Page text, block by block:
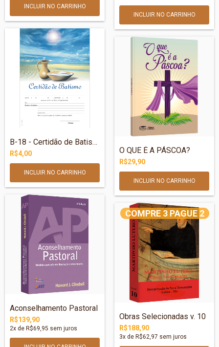
B-18 - Certidão de Batismo –Jarro e prat...
R$4,00 O QUE É A PÁSCOA?
R$29,90
Aconselhamento Pastoral
R$139,90
2x de R$69,95 sem juros
COMPRE 3 PAGUE 2
Obras Selecionadas v. 10
R$188,90
3x de R$62,97 sem juros